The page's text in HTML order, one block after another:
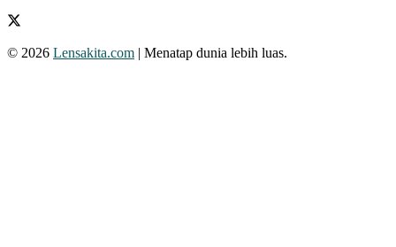
© 2026 Lensakita.com | Menatap dunia lebih luas.